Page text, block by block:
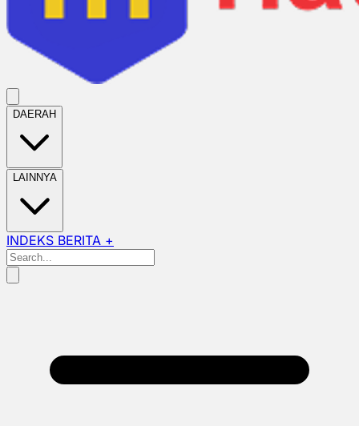
DAERAH
LAINNYA
INDEKS BERITA +